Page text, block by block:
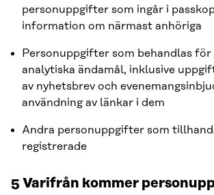
personuppgifter som ingår i
information om närmast anhöriga
Personuppgifter som behandlas
analytiska ändamål, inklusive
av nyhetsbrev och
användning av länkar i dem
Andra personuppgifter som
registrerade
5 Varifrån kommer